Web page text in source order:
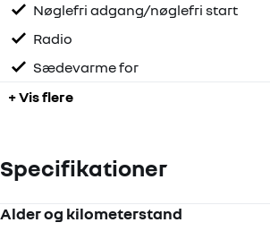
Nøglefri adgang/nøglefri start
Radio
Sædevarme for
+ Vis flere
Specifikationer
Alder og kilometerstand
Motor og ydelse
Elektriske egenskaber
Rummelighed og mål
Økonomi